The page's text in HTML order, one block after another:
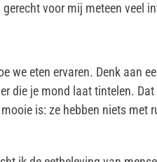
voor mij meteen veel
we eten ervaren. Denk aan
die je mond laat tintelen.
is: ze hebben niets met